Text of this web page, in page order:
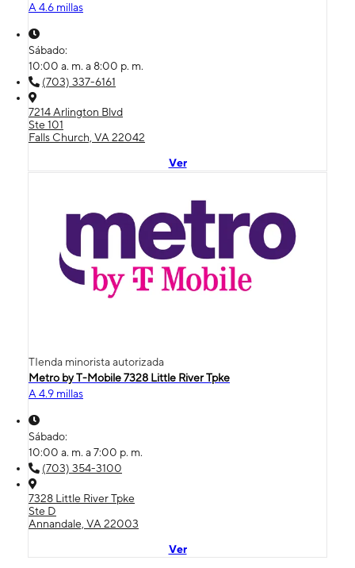
A 4.6 millas
Sábado:
10:00 a. m. a 8:00 p. m.
(703) 337-6161
7214 Arlington Blvd
Ste 101
Falls Church, VA 22042
Ver
TIenda minorista autorizada
Metro by T-Mobile 7328 Little River Tpke
A 4.9 millas
Sábado:
10:00 a. m. a 7:00 p. m.
(703) 354-3100
7328 Little River Tpke
Ste D
Annandale, VA 22003
Ver